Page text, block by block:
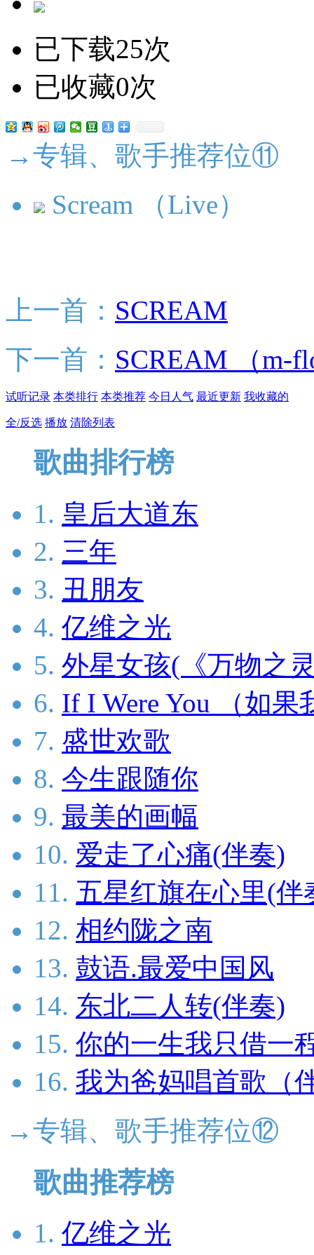
已下载25次
已收藏0次
→专辑、歌手推荐位⑪
Scream （Live）
上一首： SCREAM
下一首： SCREAM （m-
试听记录 本类排行 本类推荐 今日人气 最近更新 我收藏的
全/反选 播放 清除列表
歌曲排行榜
1. 皇后大道东
2. 三年
3. 丑朋友
4. 亿维之光
5. 外星女孩(《万物之
6. If I Were You （如
7. 盛世欢歌
8. 今生跟随你
9. 最美的画幅
10. 爱走了心痛(伴奏)
11. 五星红旗在心里(伴
12. 相约陇之南
13. 鼓语.最爱中国风
14. 东北二人转(伴奏)
15. 你的一生我只借一
16. 我为爸妈唱首歌（
→专辑、歌手推荐位⑫
歌曲推荐榜
1. 亿维之光